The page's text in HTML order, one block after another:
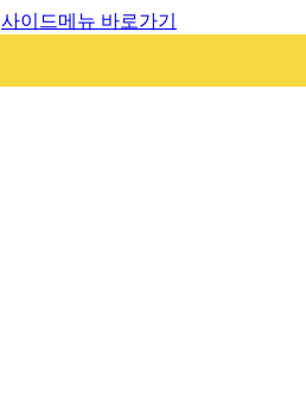
사이드메뉴 바로가기